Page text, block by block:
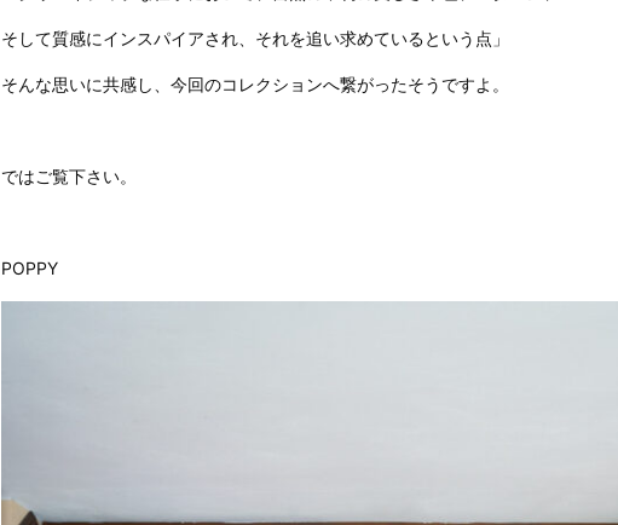
そして質感にインスパイアされ、それを追い求めているという点」
そんな思いに共感し、今回のコレクションへ繋がったそうですよ。
ではご覧下さい。
POPPY